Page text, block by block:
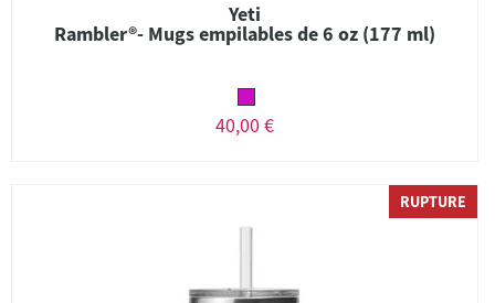
Yeti
Rambler®- Mugs empilables de 6 oz (177 ml)
40,00 €
RUPTURE